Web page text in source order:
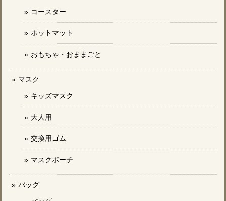
コースター
ポットマット
おもちゃ・おままごと
マスク
キッズマスク
大人用
交換用ゴム
マスクポーチ
バッグ